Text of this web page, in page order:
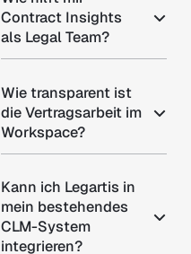
Contract Insights
als Legal Team?
Wie transparent ist
die Vertragsarbeit im
Workspace?
Kann ich Legartis in
mein bestehendes
CLM-System
integrieren?